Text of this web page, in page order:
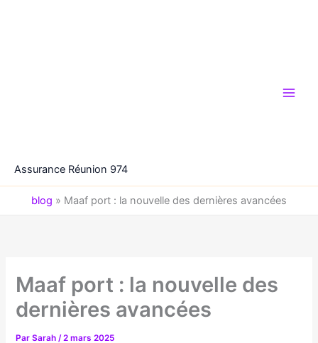
Assurance Réunion 974
blog » Maaf port : la nouvelle des dernières avancées
Maaf port : la nouvelle des
dernières avancées
ParSarah/2 mars 2025